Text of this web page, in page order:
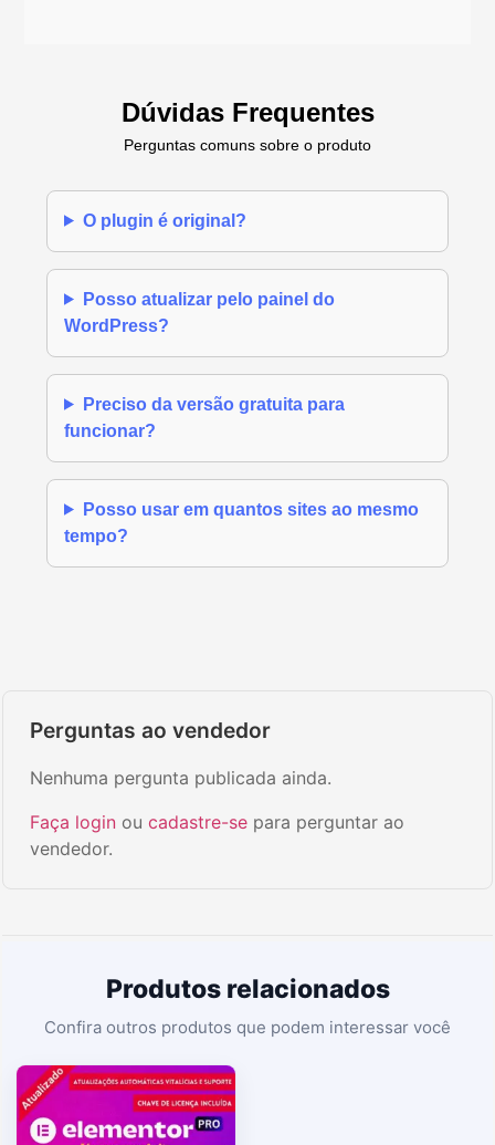
Dúvidas Frequentes
Perguntas comuns sobre o produto
O plugin é original?
Posso atualizar pelo painel do
WordPress?
Preciso da versão gratuita para
funcionar?
Posso usar em quantos sites ao mesmo
tempo?
Perguntas ao vendedor
Nenhuma pergunta publicada ainda.
Faça login ou cadastre-se para perguntar ao
vendedor.
Produtos relacionados